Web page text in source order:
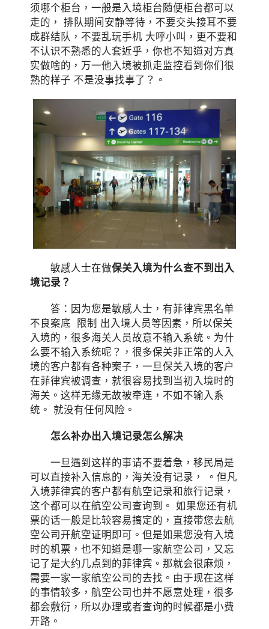
须哪个柜台，一般是入境柜台随便柜台都可以
走的， 排队期间安静等待，不要交头接耳不要
成群结队，不要乱玩手机 大呼小叫，更不要和
不认识不熟悉的人套近乎，你也不知道对方真
实做啥的，万一他入境被抓走监控看到你们很
熟的样子 不是没事找事了？。
敏感人士在做保关入境为什么查不到出入
境记录？
答：因为您是敏感人士，有菲律宾黑名单
不良案底 限制 出入境人员等因素，所以保关
入境的，很多海关人员故意不输入系统。为什
么要不输入系统呢？，很多保关非正常的人入
境的客户都有各种案子，一旦保关入境的客户
在菲律宾被调查，就很容易找到当初入境时的
海关。这样无缘无故被牵连，不如不输入系
统。 就没有任何风险。
怎么补办出入境记录怎么解决
一旦遇到这样的事请不要着急，移民局是
可以直接补入信息的，海关没有记录， 。但凡
入境菲律宾的客户都有航空记录和旅行记录，
这个都可以在航空公司查询到。 如果您还有机
票的话一般是比较容易搞定的，直接带您去航
空公司开航空证明即可。但是如果您没有入境
时的机票，也不知道是哪一家航空公司，又忘
记了是大约几点到的菲律宾。那就会很麻烦，
需要一家一家航空公司的去找。由于现在这样
的事情较多，航空公司也并不愿意处理，很多
都会敷衍，所以办理或者查询的时候都是小费
开路。